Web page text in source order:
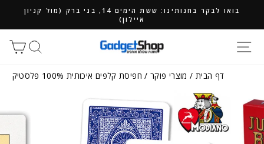
בואו לבקר בחנותינו: ששת הימים 14, בני ברק (מול קניון
איילון)
חיפוש
דף הבית / מוצרי פוקר /חפיסת קלפים איכותית 100% פלסטיק